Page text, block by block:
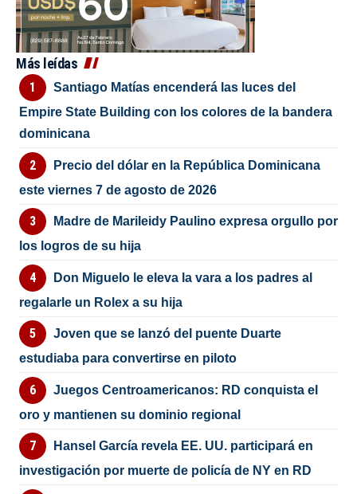
Más leídas
Santiago Matías encenderá las luces del
Empire State Building con los colores de la bandera
dominicana
Precio del dólar en la República Dominicana
este viernes 7 de agosto de 2026
Madre de Marileidy Paulino expresa orgullo por
los logros de su hija
Don Miguelo le eleva la vara a los padres al
regalarle un Rolex a su hija
Joven que se lanzó del puente Duarte
estudiaba para convertirse en piloto
Juegos Centroamericanos: RD conquista el
oro y mantienen su dominio regional
Hansel García revela EE. UU. participará en
investigación por muerte de policía de NY en RD